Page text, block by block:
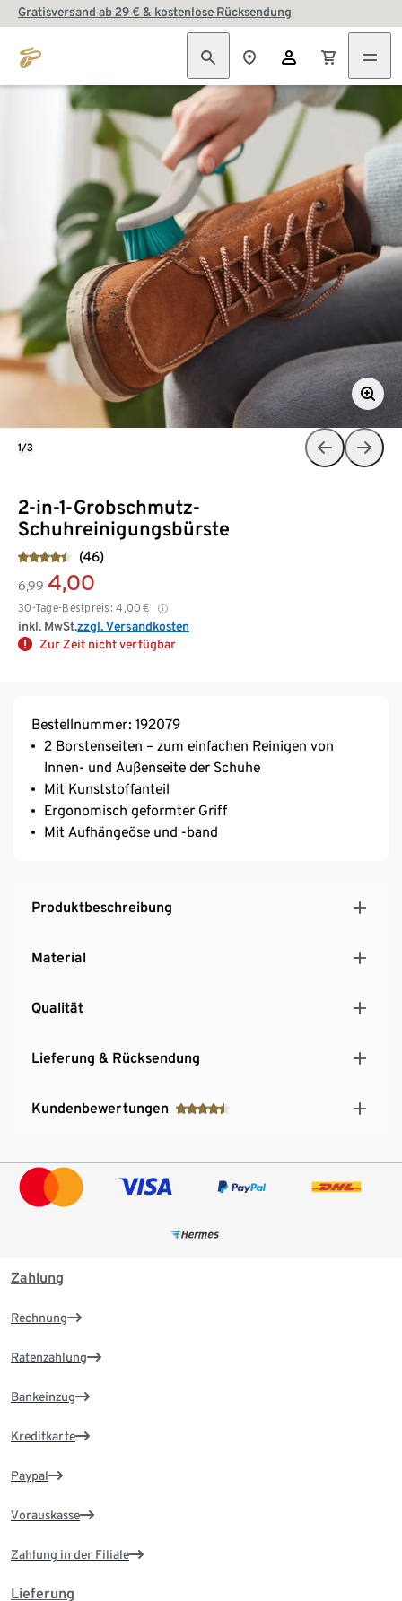
Gratisversand ab 29 € & kostenlose Rücksendung
2-in-1-Grobschmutz-
Schuhreinigungsbürste
(46)
6,99 4,00
30-Tage-Bestpreis: 4,00 €
inkl. MwSt.zzgl. Versandkosten
Zur Zeit nicht verfügbar
1/3
Bestellnummer: 192079
2 Borstenseiten – zum einfachen Reinigen von
Innen- und Außenseite der Schuhe
Mit Kunststoffanteil
Ergonomisch geformter Griff
Mit Aufhängeöse und -band
Produktbeschreibung
Material
Qualität
Lieferung & Rücksendung
Kundenbewertungen
Zahlung
Rechnung
Ratenzahlung
Bankeinzug
Kreditkarte
Paypal
Vorauskasse
Zahlung in der Filiale
Lieferung